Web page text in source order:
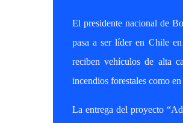
El presidente nacional de
pasa a ser líder en Chile
reciben vehículos de alta
incendios forestales como
La entrega del proyecto